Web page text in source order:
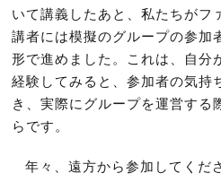
いて講義したあと、私たちがフ
講者には模擬のグループの参加
形で進めました。これは、自分
経験してみると、参加者の気持
き、実際にグループを運営する
らです。
年々、遠方から参加してくだ